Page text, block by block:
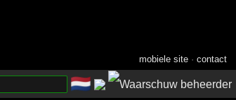
mobiele site ·contact
🇳🇱